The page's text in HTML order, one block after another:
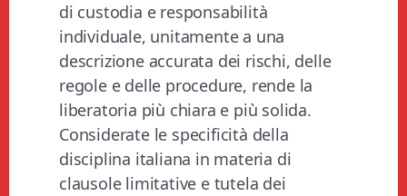
di custodia e responsabilità
individuale, unitamente a una
descrizione accurata dei rischi, delle
regole e delle procedure, rende la
liberatoria più chiara e più solida.
Considerate le specificità della
disciplina italiana in materia di
clausole limitative e tutela dei